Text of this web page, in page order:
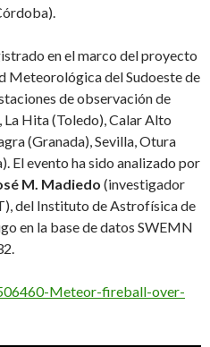
en el marco del proyecto
Meteorológica del Sudoeste de
de observación de
Hita (Toledo), Calar Alto
(Granada), Sevilla, Otura
El evento ha sido analizado por
M. Madiedo (investigador
del Instituto de Astrofísica de
en la base de datos SWEMN
Meteor-fireball-over-